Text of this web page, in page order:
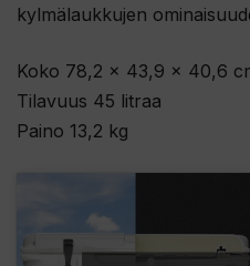
kylmälaukkujen
Koko 78,2 x 43,9 x 40,6
Tilavuus 45 litraa
Paino 13,2 kg